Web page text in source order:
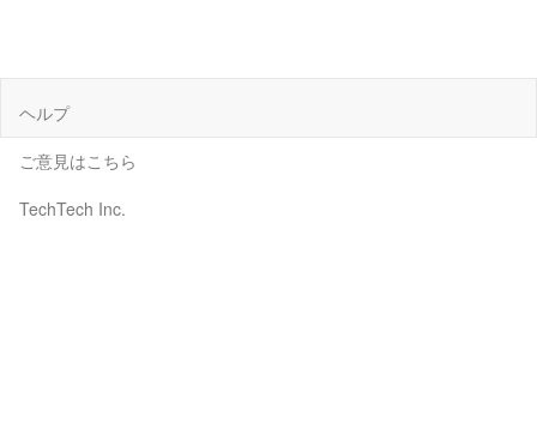
ヘルプ
ご意見はこちら
TechTech Inc.